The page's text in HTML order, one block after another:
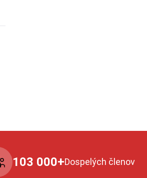
103 000+Dospelých členov